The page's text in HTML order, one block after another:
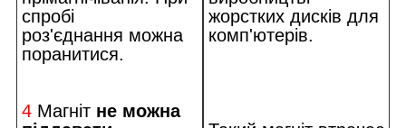
спробі
роз'єднання можна
поранитися.
4 Магніт не можна
жорстких дисків для
комп'ютерів.